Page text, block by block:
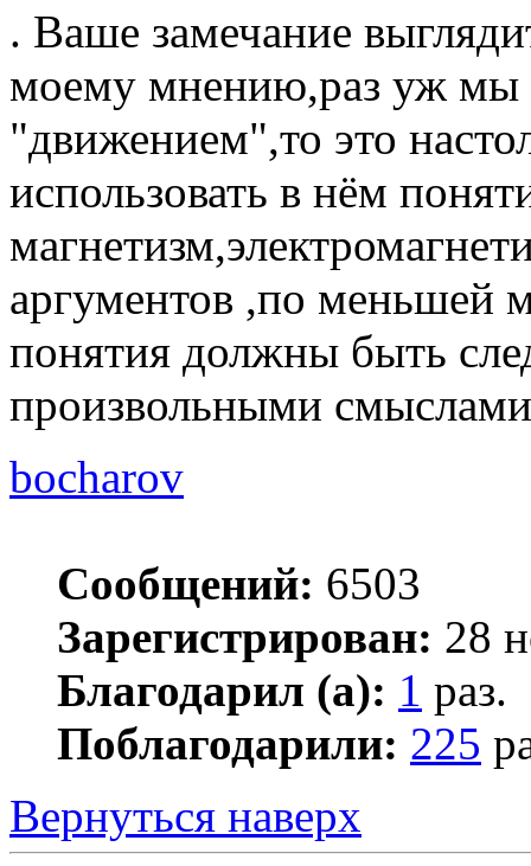
. Ваше замечание
моему мнению,раз уж мы
"движением",то это
использовать в нём
аргументов ,по меньшей
понятия должны быть
произвольными
bocharov
Сообщений: 6503
Зарегистрирован: 28
Благодарил (а): 1 раз.
Поблагодарили: 225
Вернуться наверх